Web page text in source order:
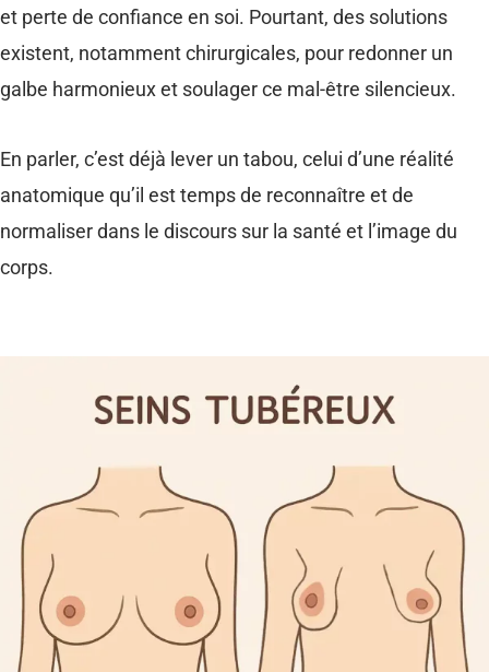
et perte de confiance en soi. Pourtant, des solutions
existent, notamment chirurgicales, pour redonner un
galbe harmonieux et soulager ce mal-être silencieux.
En parler, c’est déjà lever un tabou, celui d’une réalité
anatomique qu’il est temps de reconnaître et de
normaliser dans le discours sur la santé et l’image du
corps.